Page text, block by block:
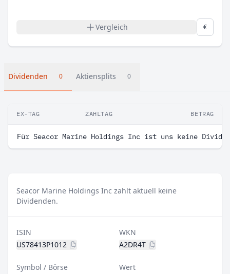
Vergleich €
Dividenden 0 Aktiensplits 0
EX-TAG ZAHLTAG BETRAG
Für Seacor Marine Holdings Inc ist uns keine
Seacor Marine Holdings Inc zahlt aktuell keine
Dividenden.
ISIN
US78413P1012
WKN
A2DR4T
Symbol / Börse
Wert